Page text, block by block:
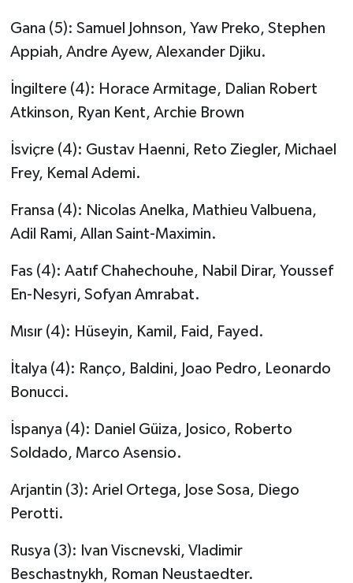
Gana (5): Samuel Johnson, Yaw Preko, Stephen
Appiah, Andre Ayew, Alexander Djiku.
İngiltere (4): Horace Armitage, Dalian Robert
Atkinson, Ryan Kent, Archie Brown
İsviçre (4): Gustav Haenni, Reto Ziegler, Michael
Frey, Kemal Ademi.
Fransa (4): Nicolas Anelka, Mathieu Valbuena,
Adil Rami, Allan Saint-Maximin.
Fas (4): Aatıf Chahechouhe, Nabil Dirar, Youssef
En-Nesyri, Sofyan Amrabat.
Mısır (4): Hüseyin, Kamil, Faid, Fayed.
İtalya (4): Ranço, Baldini, Joao Pedro, Leonardo
Bonucci.
İspanya (4): Daniel Güiza, Josico, Roberto
Soldado, Marco Asensio.
Arjantin (3): Ariel Ortega, Jose Sosa, Diego
Perotti.
Rusya (3): Ivan Viscnevski, Vladimir
Beschastnykh, Roman Neustaedter.